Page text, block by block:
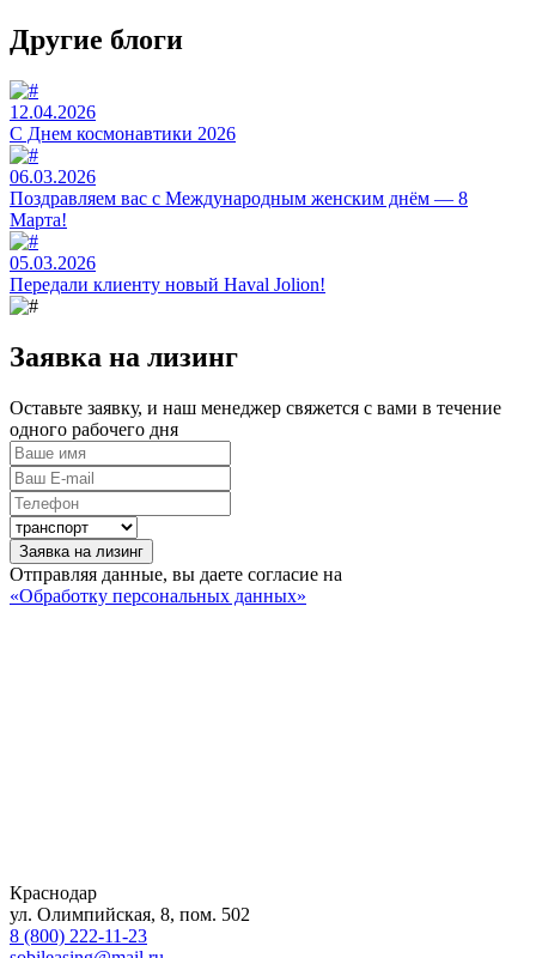
Другие блоги
12.04.2026
C Днем космонавтики 2026
06.03.2026
Поздравляем вас с Международным женским днём — 8
Марта!
05.03.2026
Передали клиенту новый Haval Jolion!
Заявка на лизинг
Оставьте заявку, и наш менеджер свяжется с вами в течение
одного рабочего дня
Заявка на лизинг
Отправляя данные, вы даете согласие на
«Обработку персональных данных»
Краснодар
ул. Олимпийская, 8, пом. 502
8 (800) 222-11-23